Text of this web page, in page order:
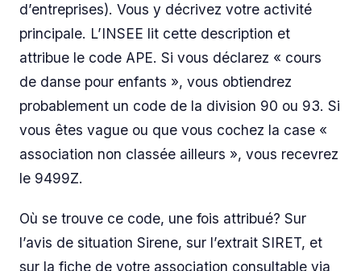
d’entreprises). Vous y décrivez votre activité
principale. L’INSEE lit cette description et
attribue le code APE. Si vous déclarez « cours
de danse pour enfants », vous obtiendrez
probablement un code de la division 90 ou 93. Si
vous êtes vague ou que vous cochez la case «
association non classée ailleurs », vous recevrez
le 9499Z.
Où se trouve ce code, une fois attribué? Sur
l’avis de situation Sirene, sur l’extrait SIRET, et
sur la fiche de votre association consultable via